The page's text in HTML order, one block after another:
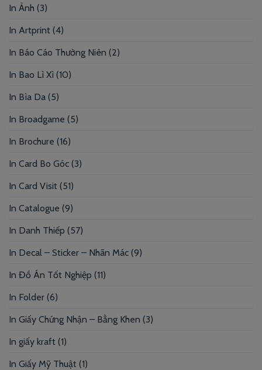
In Ảnh (3)
In Artprint (4)
In Báo Cáo Thường Niên (2)
In Bao Lì Xì (10)
In Bìa Da (5)
In Broadgame (5)
In Brochure (16)
In Card Bo Góc (3)
In Card Visit (51)
In Catalogue (9)
In Danh Thiếp (57)
In Decal – Sticker – Nhãn Mác (9)
In Đồ Án Tốt Nghiệp (11)
In Folder (6)
In Giấy Chứng Nhận – Bằng Khen (3)
In giấy kraft (1)
In Giấy Mỹ Thuật (1)